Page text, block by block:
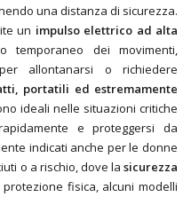
una distanza di sicurezza.
un impulso elettrico ad alta
temporaneo dei movimenti,
allontanarsi o richiedere
portatili ed estremamente
ideali nelle situazioni critiche
e proteggersi da
indicati anche per le donne
o a rischio, dove la sicurezza
fisica, alcuni modelli